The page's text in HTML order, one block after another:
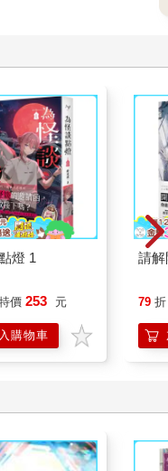
是一排排空蕩蕩的白色
一切都很正常，我屬於
）有著看似無法抵抗
世界的經濟現實。在不
，數百萬美國人和世界
潰。我搬到紐約之前的
地讀到了這則新聞：
會；2009年三月，七十
國已經有近六百萬個工
了數十份履歷想要申請
新詞逐漸成為談話中的
的談話。部落客仍然被
有趣，但是在自己聲稱
。可是編輯和教授一再
工作機會出現之前，我
輕易地忽視了一個人總
習生晚上會一起散步，
自己。
燈 1
價 253 元
購物車
請解
79 折